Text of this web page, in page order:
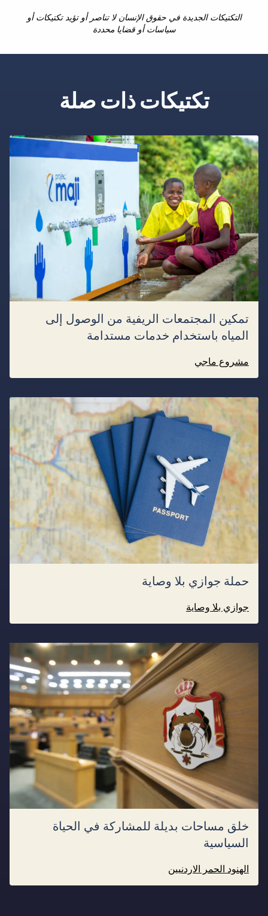
التكتيكات الجديدة في حقوق الإنسان لا تناصر أو تؤيد تكتيكات أو
سياسات أو قضايا محددة
تكتيكات ذات صلة
تمكين المجتمعات الريفية من الوصول إلى
المياه باستخدام خدمات مستدامة
مشروع ماجي
حملة جوازي بلا وصاية
جوازي بلا وصاية
خلق مساحات بديلة للمشاركة في الحياة
السياسية
الهنود الحمر الاردنيين